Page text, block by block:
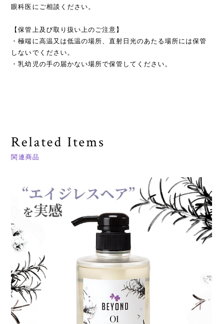
眼科医にご相談ください。
【保管上及び取り扱い上のご注意】
・極端に高温又は低温の場所、直射日光のあたる場所には保管
しないでください。
・乳幼児の手の届かない場所で保管してください。
Related Items
関連商品